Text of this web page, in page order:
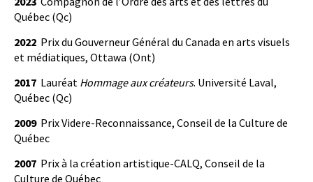
Québec (Qc)
2022 Prix du Gouverneur Général du Canada en arts visuels
et médiatiques, Ottawa (Ont)
2017 Lauréat Hommage aux créateurs. Université Laval,
Québec (Qc)
2009 Prix Videre-Reconnaissance, Conseil de la Culture de
Québec
2007 Prix à la création artistique-CALQ, Conseil de la
Culture de Québec